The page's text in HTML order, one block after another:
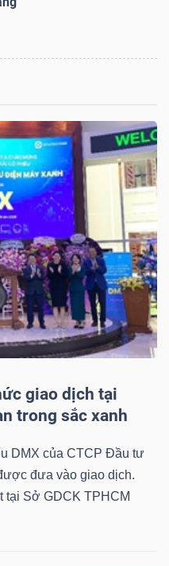
giao dịch tại
trong sắc xanh
DMX của CTCP Đầu tư
đưa vào giao dịch.
tại Sở GDCK TPHCM